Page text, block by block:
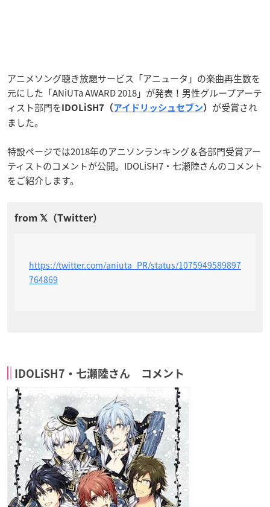
アニメソング聴き放題サービス「アニュータ」の楽曲再生数を
元にした「ANiUTa AWARD 2018」が発表！男性グループアーテ
ィスト部門を IDOLiSH7（アイドリッシュセブン） が受賞され
ました。
特設ページでは2018年のアニソンランキング＆各部門受賞アー
ティストのコメントが公開。IDOLiSH7・七瀬陸さんのコメント
をご紹介します。
https://twitter.com/aniuta_PR/status/1075949589897
764869
IDOLiSH7・七瀬陸さん コメント